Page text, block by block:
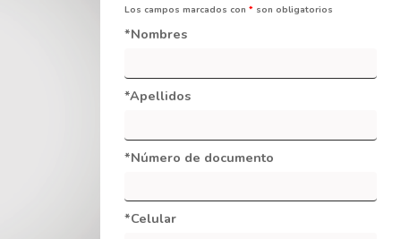
Los campos marcados con *son obligatorios
*Nombres
*Apellidos
*Número de documento
*Celular